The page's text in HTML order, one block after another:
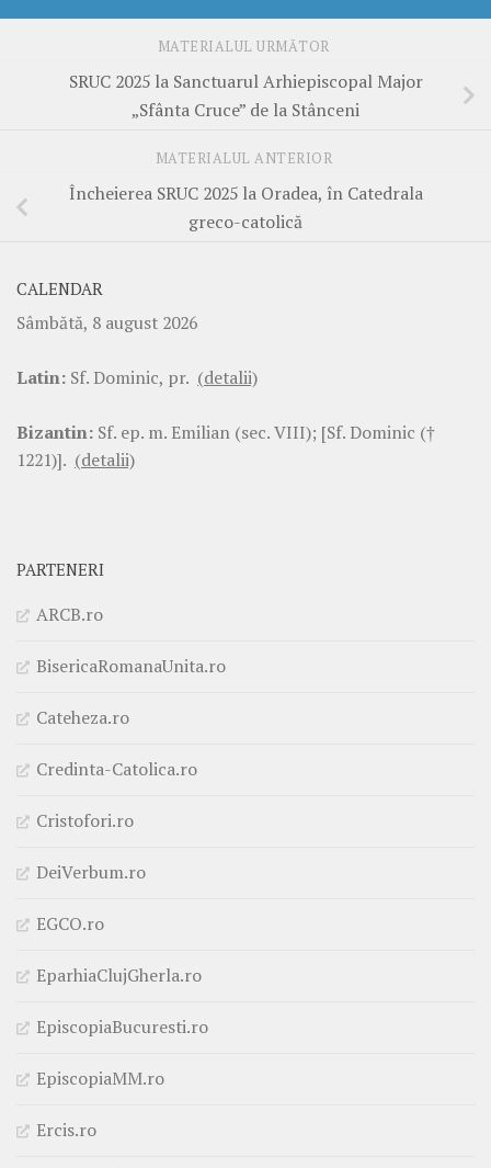
MATERIALUL URMĂTOR
SRUC 2025 la Sanctuarul Arhiepiscopal Major
„Sfânta Cruce” de la Stânceni
MATERIALUL ANTERIOR
Încheierea SRUC 2025 la Oradea, în Catedrala
greco-catolică
CALENDAR
Sâmbătă, 8 august 2026
Latin: Sf. Dominic, pr. (detalii)
Bizantin: Sf. ep. m. Emilian (sec. VIII); [Sf. Dominic (†
1221)]. (detalii)
PARTENERI
ARCB.ro
BisericaRomanaUnita.ro
Cateheza.ro
Credinta-Catolica.ro
Cristofori.ro
DeiVerbum.ro
EGCO.ro
EparhiaClujGherla.ro
EpiscopiaBucuresti.ro
EpiscopiaMM.ro
Ercis.ro